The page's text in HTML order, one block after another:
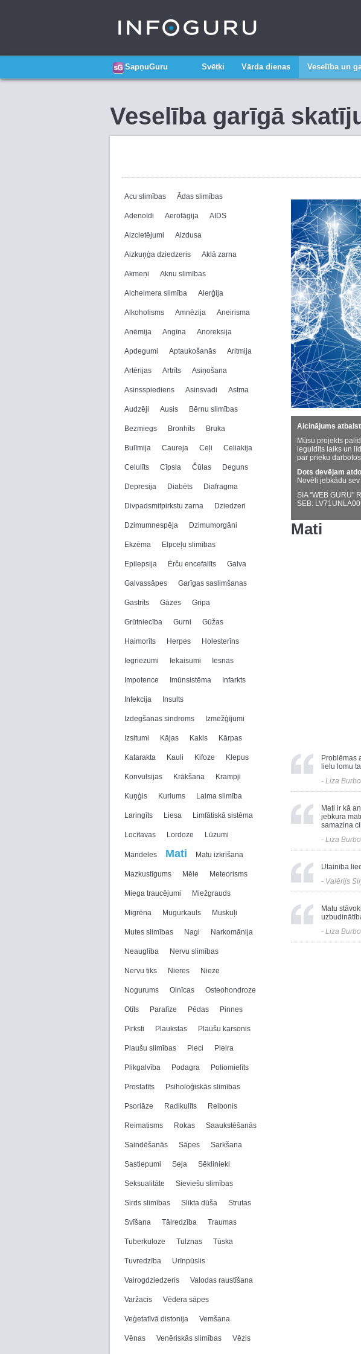
SapņuGuru Svētki Vārda dienas Veselība un
Veselība garīgā
Acu slimības Ādas slimības
Adenoīdi Aerofāgija AIDS
Aizcietējumi Aizdusa
Aizkuņģa dziedzeris Aklā zarna
Akmeņi Aknu slimības
Alcheimera slimība Alerģija
Alkoholisms Amnēzija Aneirisma
Anēmija Angīna Anoreksija
Apdegumi Aptaukošanās Aritmija
Artērijas Artrīts Asiņošana
Asinsspiediens Asinsvadi Astma
Audzēji Ausis Bērnu slimības
Bezmiegs Bronhīts Bruka
Bulīmija Caureja Ceļi Celiakija
Celulīts Cīpsla Čūlas Deguns
Depresija Diabēts Diafragma
Divpadsmitpirkstu zarna Dziedzeri
Dzimumnespēja Dzimumorgāni
Ekzēma Elpceļu slimības
Epilepsija Ērču encefalīts Galva
Galvassāpes Garīgas saslimšanas
Gastrīts Gāzes Gripa
Grūtniecība Gurni Gūžas
Haimorīts Herpes Holesterīns
Iegriezumi Iekaisumi Iesnas
Impotence Imūnsistēma Infarkts
Infekcija Insults
Izdegšanas sindroms Izmežģījumi
Izsitumi Kājas Kakls Kārpas
Katarakta Kauli Kifoze Klepus
Konvulsijas Krākšana Krampji
Kuņģis Kurlums Laima slimība
Laringīts Liesa Limfātiskā sistēma
Locītavas Lordoze Lūzumi
Mandeles Mati Matu izkrišana
Mazkustīgums Mēle Meteorisms
Miega traucējumi Miežgrauds
Migrēna Mugurkauls Muskuļi
Mutes slimības Nagi Narkomānija
Neauglība Nervu slimības
Nervu tiks Nieres Nieze
Nogurums Olnīcas Osteohondroze
Otīts Paralīze Pēdas Pinnes
Pirksti Plaukstas Plaušu karsonis
Plaušu slimības Pleci Pleira
Plikgalvība Podagra Poliomielīts
Prostatīts Psiholoģiskās slimības
Psoriāze Radikulīts Reibonis
Reimatisms Rokas Saaukstēšanās
Saindēšanās Sāpes Sarkšana
Sastiepumi Seja Sēklinieki
Seksualitāte Sieviešu slimības
Sirds slimības Slikta dūša Strutas
Svīšana Tālredzība Traumas
Tuberkuloze Tulznas Tūska
Tuvredzība Urīnpūslis
Vairogdziedzeris Valodas raustīšana
Varžacis Vēdera sāpes
Veģetatīvā distonija Vemšana
Vēnas Venēriskās slimības Vēzis
Aicinājums
Mūsu projekts
ieguldīts laiks un
par prieku
Dots devējam
Novēli jebkādu
SIA "WEB GURU"
SEB:
Mati
Problēmas
lielu lomu
- Liza Burbo
Mati ir kā
jebkura
samazina
- Liza Burbo
Utainība
- Valērijs
Matu
- Liza Burbo